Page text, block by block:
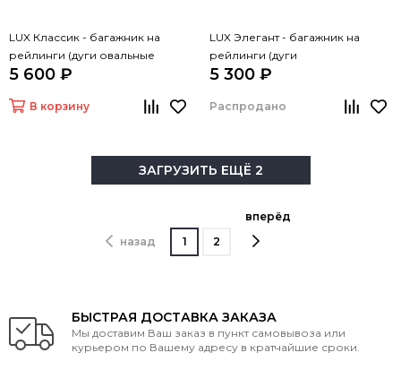
LUX Классик - багажник на
рейлинги (дуги овальные
серые, 1,3м)
5 600 ₽
В корзину
LUX Элегант - багажник на
рейлинги (дуги
прямоугольные черные, 1,3м)
5 300 ₽
Распродано
ЗАГРУЗИТЬ ЕЩЁ 2
назад 1 2
вперёд
БЫСТРАЯ ДОСТАВКА ЗАКАЗА
Мы доставим Ваш заказ в пункт самовывоза или
курьером по Вашему адресу в кратчайшие сроки.